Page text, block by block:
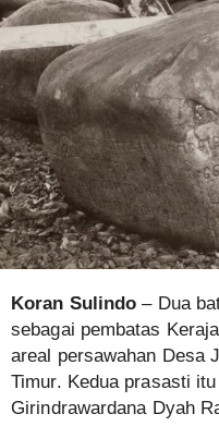
Koran Sulindo – Dua
sebagai pembatas
areal persawahan Desa
Timur. Kedua prasasti
Girindrawardana Dyah